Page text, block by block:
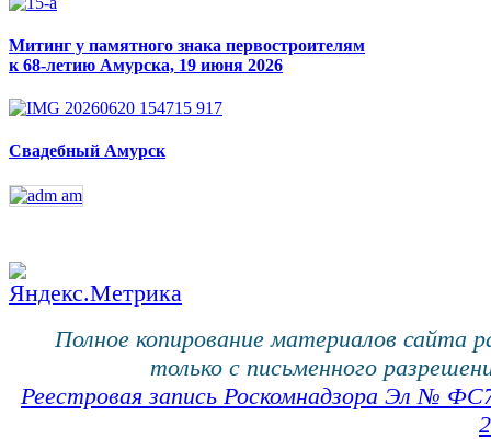
Митинг у памятного знака первостроителям
к 68-летию Амурска, 19 июня 2026
Свадебный Амурск
Полное копирование материалов сайта
только с письменного
Реестровая запись Роскомнадзора Эл №